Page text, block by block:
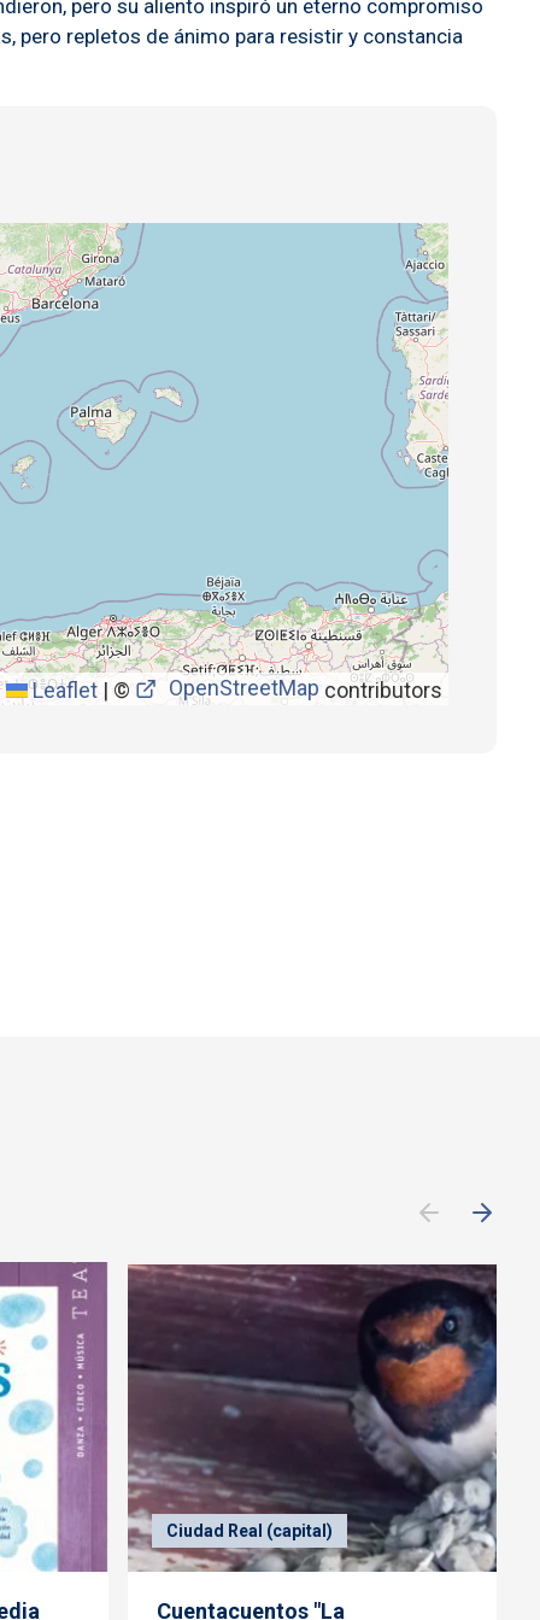
pero su aliento inspiró un eterno compromiso
pero repletos de ánimo para resistir y constancia
Leaflet | © OpenStreetMap contributors
Ciudad Real (capital)
Cuentacuentos "La